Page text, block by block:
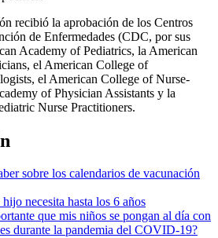
recibió la aprobación de los Centros
de Enfermedades (CDC, por sus
Academy of Pediatrics, la American
el American College of
el American College of Nurse-
of Physician Assistants y la
Nurse Practitioners.
sobre los calendarios de vacunación
necesita hasta los 6 años
que mis niños se pongan al día con
durante la pandemia del COVID-19?